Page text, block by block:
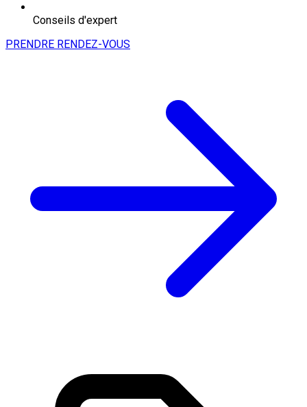
Conseils d'expert
PRENDRE RENDEZ-VOUS